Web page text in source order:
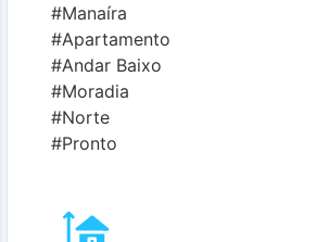
#Manaíra
#Apartamento
#Andar Baixo
#Moradia
#Norte
#Pronto